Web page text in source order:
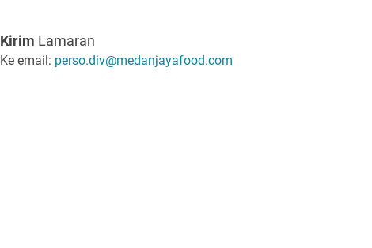
Kirim Lamaran
Ke email: perso.div@medanjayafood.com